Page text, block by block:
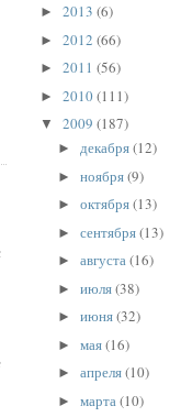
► 2013 (6)
► 2012 (66)
► 2011 (56)
► 2010(111)
▼ 2009 (187)
► декабря(12)
► ноября(9)
► октября(13)
► сентября(13)
► августа(16)
► июля(38)
► июня(32)
► мая(16)
► апреля(10)
► марта(10)